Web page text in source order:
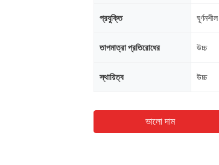
প্রযুক্তি ঘূর্ণনশীল
তাপমাত্রা প্রতিরোধের উচ্চ
স্থায়িত্ব উচ্চ
ভালো দাম